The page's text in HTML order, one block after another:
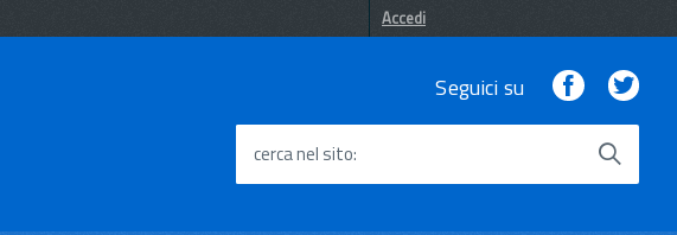
Accedi
Seguici su Facebook
cerca nel sito